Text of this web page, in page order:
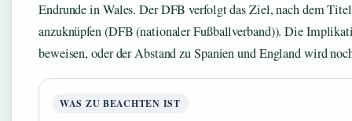
Endrunde in Wales. Der DFB verfolgt das Ziel, nach dem
anzuknüpfen (DFB (nationaler Fußballverband)). Die
beweisen, oder der Abstand zu Spanien und England wird
WAS ZU BEACHTEN IST